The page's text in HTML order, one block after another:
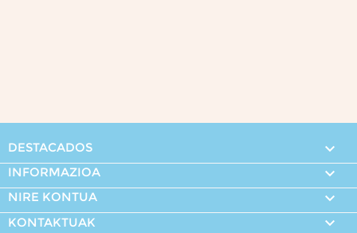
DESTACADOS 
INFORMAZIOA 
NIRE KONTUA 
KONTAKTUAK 